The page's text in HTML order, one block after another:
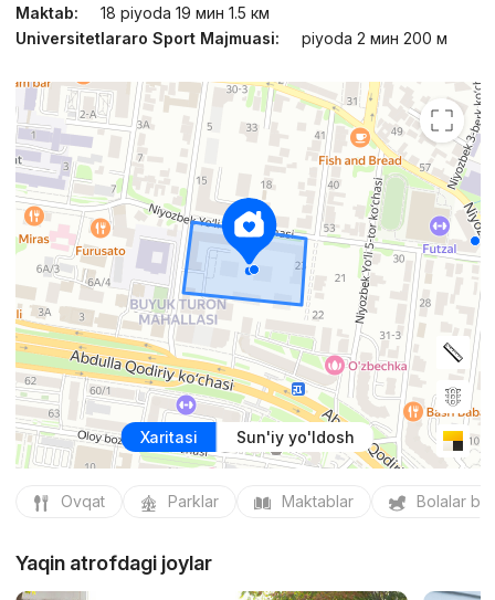
Maktab:
18 piyoda 19 мин 1.5 км
Universitetlararo Sport Majmuasi:
piyoda 2 мин 200 м
Xaritasi Sun'iy yo'ldosh
Ovqat Parklar Maktablar Bolalar
Yaqin atrofdagi joylar